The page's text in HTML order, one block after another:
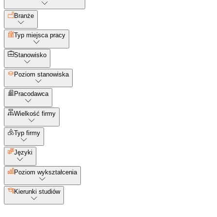
Branże
Typ miejsca pracy
Stanowisko
Poziom stanowiska
Pracodawca
Wielkość firmy
Typ firmy
Języki
Poziom wykształcenia
Kierunki studiów